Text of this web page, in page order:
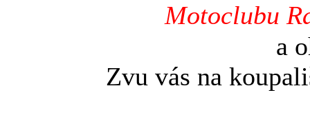
Motoclubu
a
Zvu vás na